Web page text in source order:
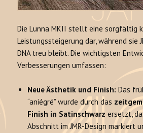
Die Lunna MKII stellt eine sorgfältig
Leistungssteigerung dar, während sie
DNA treu bleibt. Die wichtigsten
Verbesserungen umfassen:
Neue Ästhetik und Finish: Das
“aniégré” wurde durch das
Finish in Satinschwarz ersetzt,
Abschnitt im JMR-Design markiert